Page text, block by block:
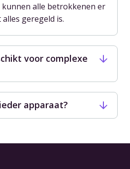
alle betrokkenen er
geregeld is.
voor complexe
catering bedrijf ook is,
tot een complex
Zo organiseer je met
zijn eindeloos, en bij
apparaat?
van MICE Operations is
je browser en